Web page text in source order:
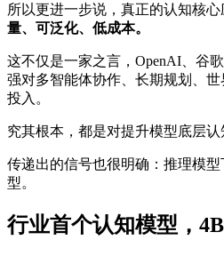
所以更进一步说，真正的认知核
量、可泛化、低成本。
这不仅是一家之言，OpenAI、谷
强对多智能体协作、长期规划、
投入。
究其根本，都是对提升模型底层认
传递出的信号也很明确：推理模
型。
行业首个认知模型，